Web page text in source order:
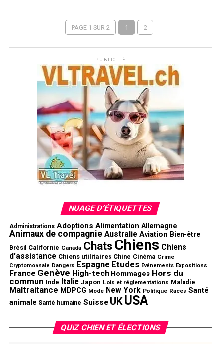
PAGE 1 SUR 2 1 2
PUBLICITÉ
NUAGE D’ÉTIQUETTES
Administrations Adoptions Alimentation Allemagne
Animaux de compagnie Australie Aviation Bien-être
Brésil Californie Canada ChatsChiens Chiens
d'assistance Chiens utilitaires Chine Cinéma Crime
Cryptomonnaie Dangers Espagne Etudes Evénements Expositions
France Genève High-tech Hommages Hors du
commun Inde Italie Japon Lois et réglementations Maladie
Maltraitance MDPCG Mode New York Politique Races Santé
animale Santé humaine Suisse UK USA
QUIZ CHIEN ET ÉLECTIONS